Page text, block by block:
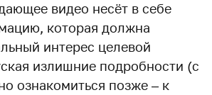
видео несёт в себе
которая должна
интерес целевой
излишние подробности (с
ознакомиться позже – к